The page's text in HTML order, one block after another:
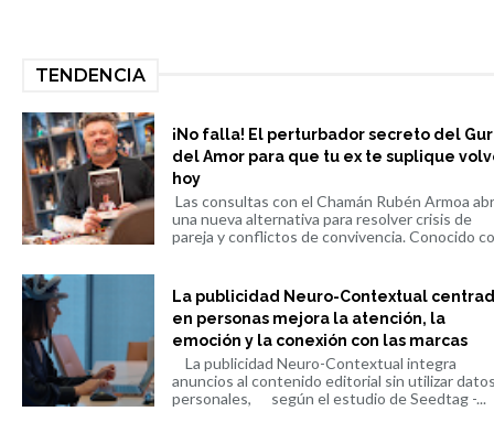
TENDENCIA
¡No falla! El perturbador secreto del
del Amor para que tu ex te suplique
hoy
Las consultas con el Chamán Rubén Armoa
una nueva alternativa para resolver crisis de
pareja y conflictos de convivencia. Conocido
La publicidad Neuro-Contextual
en personas mejora la atención, la
emoción y la conexión con las marcas
La publicidad Neuro-Contextual integra
anuncios al contenido editorial sin utilizar
personales, según el estudio de Seedtag -...